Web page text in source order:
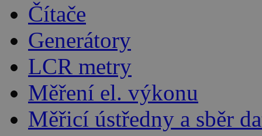
Čítače
Generátory
LCR metry
Měření el. výkonu
Měřicí ústředny a sběr